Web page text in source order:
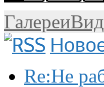
Галереи
Re:Не